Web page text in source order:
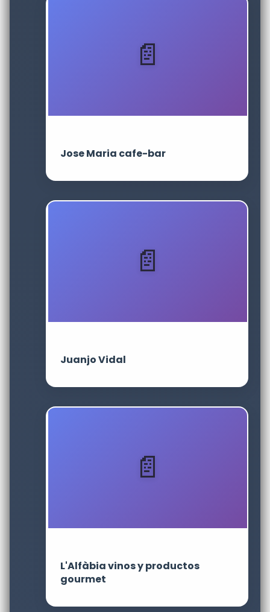
Jose Maria cafe-bar
Juanjo Vidal
L'Alfàbia vinos y productos
gourmet